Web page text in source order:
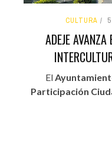
CULTURA
ADEJE
El
Participación